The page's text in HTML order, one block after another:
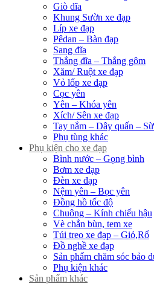
Giò dĩa
Khung Sườn xe đạp
Líp xe đạp
Pêdan – Bàn đạp
Sang đĩa
Thắng đĩa – Thắng gôm
Xăm/ Ruột xe đạp
Vỏ lốp xe đạp
Cọc yên
Yên – Khóa yên
Xích/ Sên xe đạp
Tay nắm – Dây quấn –
Phụ tùng khác
Phụ kiện cho xe đạp
Bình nước – Gọng bình
Bơm xe đạp
Đèn xe đạp
Nệm yên – Bọc yên
Đồng hồ tốc độ
Chuông – Kính chiếu hậu
Vè chắn bùn, tem xe
Túi treo xe đạp – Giỏ,Rổ
Đồ nghề xe đạp
Sản phẩm chăm sóc bảo
Phụ kiện khác
Sản phẩm khác